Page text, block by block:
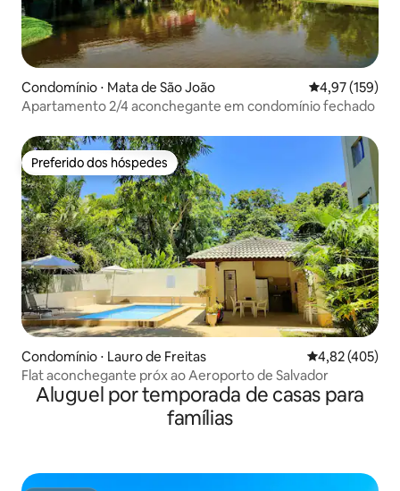
Condomínio ⋅ Mata de São João 4,97 de uma
4,97 (159)
Apartamento 2/4 aconchegante em condomínio fechado
Preferido dos hóspedes
Preferido dos hóspedes
Condomínio ⋅ Lauro de Freitas 4,82 de uma
4,82 (405)
Flat aconchegante próx ao Aeroporto de Salvador
Aluguel por temporada de casas para
famílias